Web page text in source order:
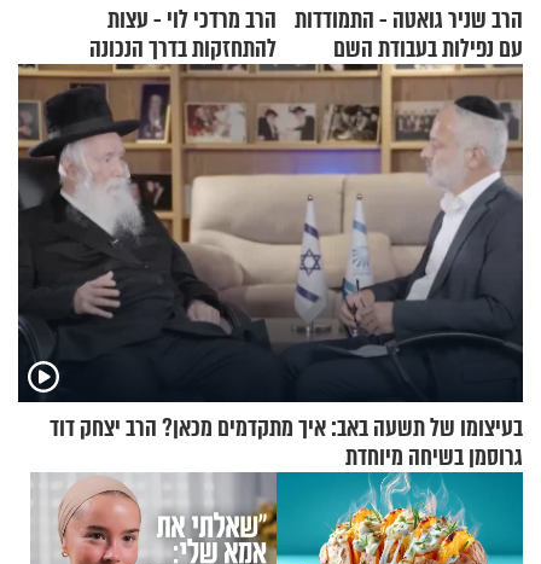
הרב שניר גואטה - התמודדות
עם נפילות בעבודת השם
הרב מרדכי לוי - עצות
להתחזקות בדרך הנכונה
בעיצומו של תשעה באב: איך מתקדמים מכאן? הרב יצחק דוד
גרוסמן בשיחה מיוחדת